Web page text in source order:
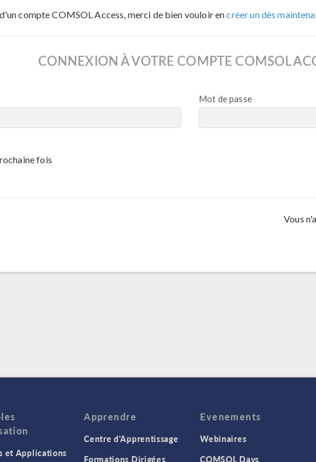
compte COMSOL Access, merci de bien vouloir encréer un dès
CONNEXION À VOTRE COMPTE COMSOL
Mot de passe
fois
Vous
et Applications
Apprendre
Centre d'Apprentissage
Formations Dirigées
Evenements
Webinaires
COMSOL Days